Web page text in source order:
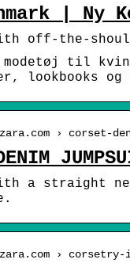
|
off-the-
til
lookbooks og
› corset-
DENIM
a straight
› corsetry-